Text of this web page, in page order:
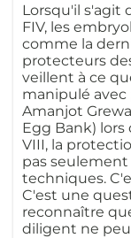
Lorsqu'il s'agit
FIV, les
comme la
protecteurs
veillent à ce
manipulé avec
Amanjot
Egg Bank)
VIII, la
pas
techniques.
C'est une
reconnaître
diligent ne